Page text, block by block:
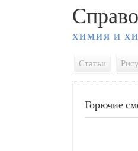
ХИМИЯ И
Статьи
Горючие